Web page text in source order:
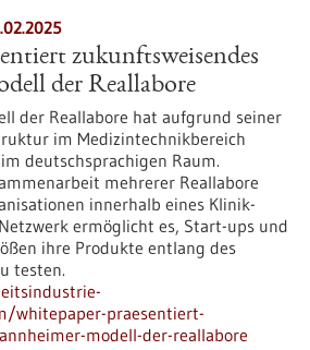
zukunftsweisendes
der Reallabore
der Reallabore hat aufgrund seiner
im Medizintechnikbereich
deutschsprachigen Raum.
mehrerer Reallabore
innerhalb eines Klinik-
ermöglicht es, Start-ups und
ihre Produkte entlang des
testen.
whitepaper-praesentiert-
modell-der-reallabore